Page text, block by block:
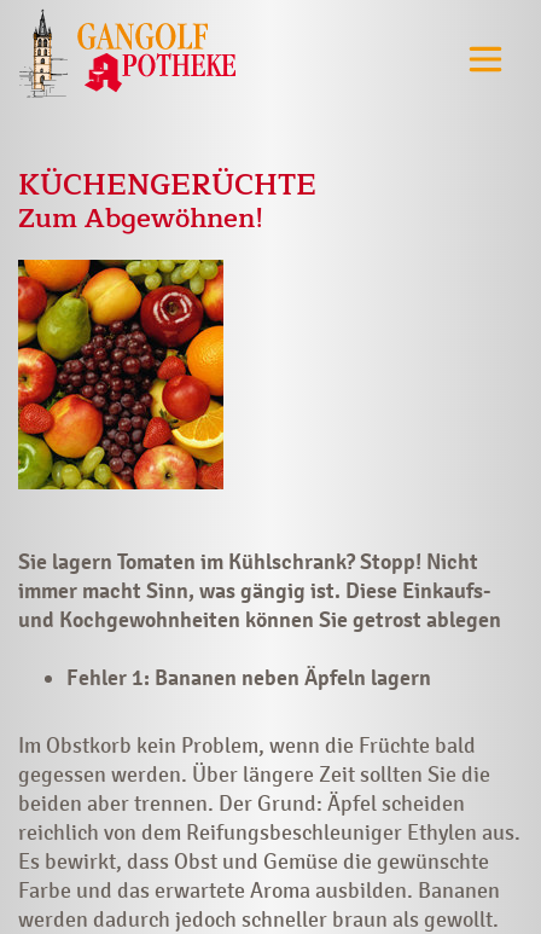
KÜCHENGERÜCHTE
Zum Abgewöhnen!
Sie lagern Tomaten im Kühlschrank? Stopp! Nicht
immer macht Sinn, was gängig ist. Diese Einkaufs-
und Kochgewohnheiten können Sie getrost ablegen
Fehler 1: Bananen neben Äpfeln lagern
Im Obstkorb kein Problem, wenn die Früchte bald
gegessen werden. Über längere Zeit sollten Sie die
beiden aber trennen. Der Grund: Äpfel scheiden
reichlich von dem Reifungsbeschleuniger Ethylen aus.
Es bewirkt, dass Obst und Gemüse die gewünschte
Farbe und das erwartete Aroma ausbilden. Bananen
werden dadurch jedoch schneller braun als gewollt.